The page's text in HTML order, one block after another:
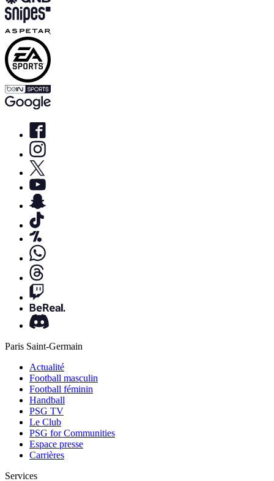
Paris Saint-Germain
Actualité
Football masculin
Football féminin
Handball
PSG TV
Le Club
PSG for Communities
Espace presse
Carrières
Services